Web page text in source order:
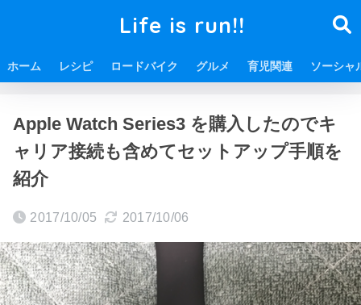
Life is run!!
ホーム レシピ ロードバイク グルメ 育児関連 ソーシャ
ホーム Apple関連
Apple Watch Series3 を購入したのでキ
ャリア接続も含めてセットアップ手順を
紹介
2017/10/05 2017/10/06